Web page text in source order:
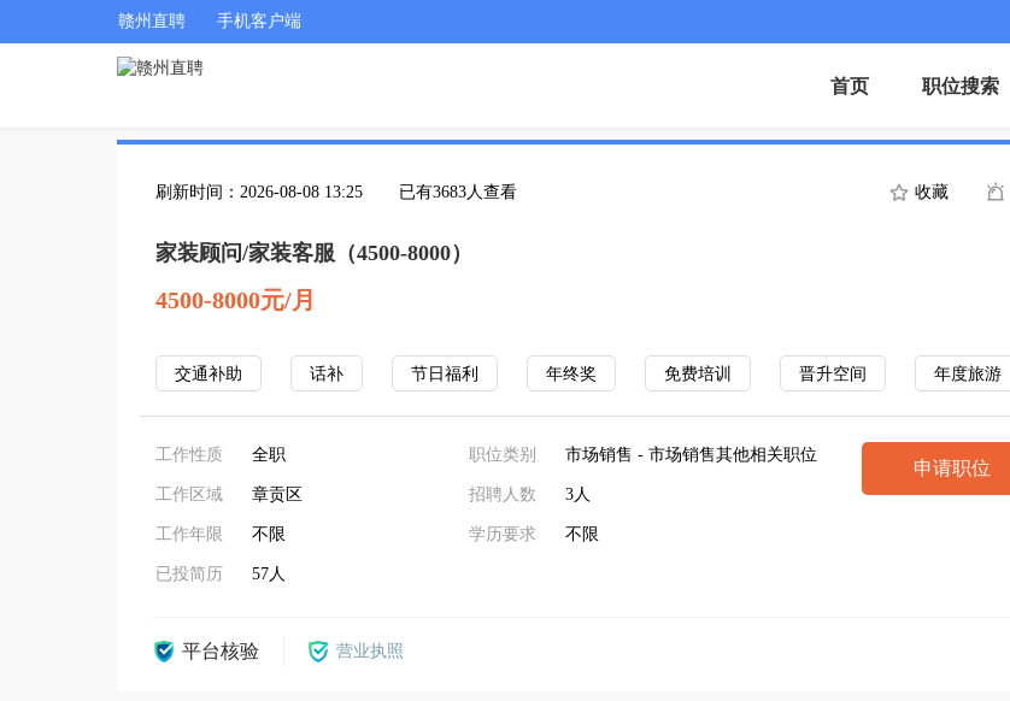
赣州直聘 手机客户端
首页 职位搜索
刷新时间：2026-08-08 13:25 已有3683人查看 收藏
家装顾问/家装客服（4500-8000）
4500-8000元/月
交通补助 话补 节日福利 年终奖 免费培训 晋升空间 年度旅游
工作性质 全职
工作区域 章贡区
工作年限 不限
已投简历 57人
职位类别 市场销售 - 市场销售其他相关职位
招聘人数 3人
学历要求 不限
申请职位
平台核验 营业执照